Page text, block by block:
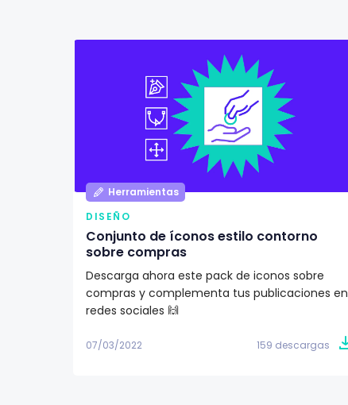
Herramientas
DISEÑO
Conjunto de íconos estilo contorno
sobre compras
Descarga ahora este pack de iconos sobre
compras y complementa tus publicaciones en
redes sociales 🙌
07/03/2022 159 descargas